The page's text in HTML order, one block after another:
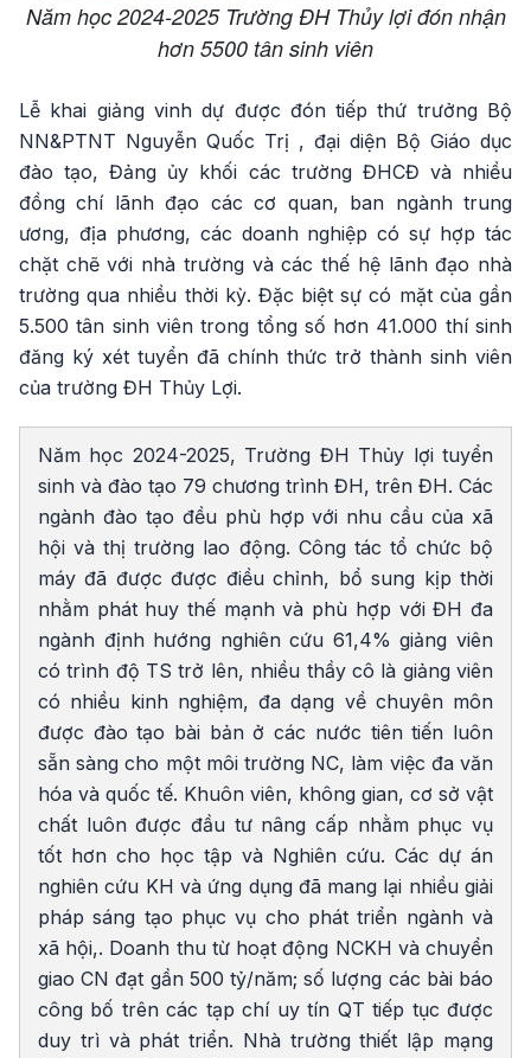
Năm học 2024-2025 Trường ĐH Thủy lợi đón nhận
hơn 5500 tân sinh viên
Lễ khai giảng vinh dự được đón tiếp thứ trưởng Bộ
NN&PTNT Nguyễn Quốc Trị , đại diện Bộ Giáo dục
đào tạo, Đảng ủy khối các trường ĐHCĐ và nhiều
đồng chí lãnh đạo các cơ quan, ban ngành trung
ương, địa phương, các doanh nghiệp có sự hợp tác
chặt chẽ với nhà trường và các thế hệ lãnh đạo nhà
trường qua nhiều thời kỳ. Đặc biệt sự có mặt của gần
5.500 tân sinh viên trong tổng số hơn 41.000 thí sinh
đăng ký xét tuyển đã chính thức trở thành sinh viên
của trường ĐH Thủy Lợi.
Năm học 2024-2025, Trường ĐH Thủy lợi tuyển
sinh và đào tạo 79 chương trình ĐH, trên ĐH. Các
ngành đào tạo đều phù hợp với nhu cầu của xã
hội và thị trường lao động. Công tác tổ chức bộ
máy đã được được điều chỉnh, bổ sung kịp thời
nhằm phát huy thế mạnh và phù hợp với ĐH đa
ngành định hướng nghiên cứu 61,4% giảng viên
có trình độ TS trở lên, nhiều thầy cô là giảng viên
có nhiều kinh nghiệm, đa dạng về chuyên môn
được đào tạo bài bản ở các nước tiên tiến luôn
sẵn sàng cho một môi trường NC, làm việc đa văn
hóa và quốc tế. Khuôn viên, không gian, cơ sở vật
chất luôn được đầu tư nâng cấp nhằm phục vụ
tốt hơn cho học tập và Nghiên cứu. Các dự án
nghiên cứu KH và ứng dụng đã mang lại nhiều giải
pháp sáng tạo phục vụ cho phát triển ngành và
xã hội,. Doanh thu từ hoạt động NCKH và chuyển
giao CN đạt gần 500 tỷ/năm; số lượng các bài báo
công bố trên các tạp chí uy tín QT tiếp tục được
duy trì và phát triển. Nhà trường thiết lập mạng